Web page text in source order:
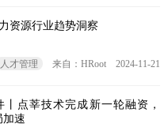
资源行业趋势洞察
人才管理 来自：HRoot 2024-11-21
点莘技术完成新一轮融资，
加速